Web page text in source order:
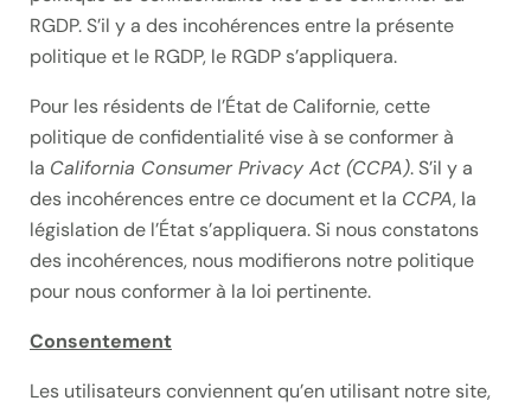
RGDP. S’il y a des incohérences entre la présente
politique et le RGDP, le RGDP s’appliquera.
Pour les résidents de l’État de Californie, cette
politique de confidentialité vise à se conformer à
la California Consumer Privacy Act (CCPA). S’il y a
des incohérences entre ce document et la CCPA, la
législation de l’État s’appliquera. Si nous constatons
des incohérences, nous modifierons notre politique
pour nous conformer à la loi pertinente.
Consentement
Les utilisateurs conviennent qu’en utilisant notre site,